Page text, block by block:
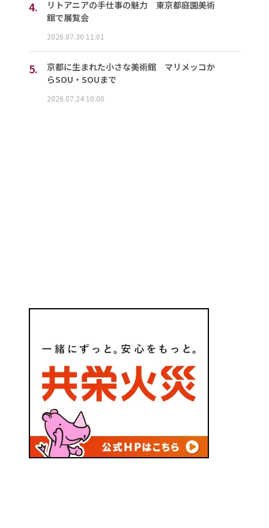
4.
リトアニアの手仕事の魅力 東京都庭園美術
館で展覧会
2026.07.30 11:01
5.
京都に生まれた小さな美術館 マリメッコか
らSOU・SOUまで
2026.07.24 10:00